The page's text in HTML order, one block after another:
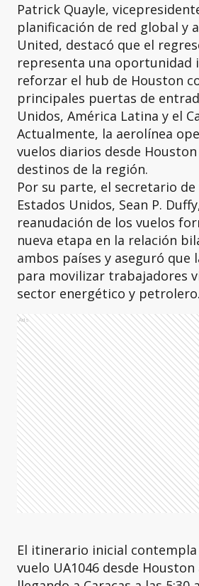
Patrick Quayle,
planificación de red global y
United, destacó que el
representa una oportunidad
reforzar el hub de Houston
principales puertas de
Unidos, América Latina y el
Actualmente, la aerolínea
vuelos diarios desde
destinos de la región.
Por su parte, el secretario
Estados Unidos, Sean P.
reanudación de los vuelos
nueva etapa en la relación
ambos países y aseguró que
para movilizar trabajadores
sector energético y petrolero.
Ads
El itinerario inicial contempla
vuelo UA1046 desde Houston